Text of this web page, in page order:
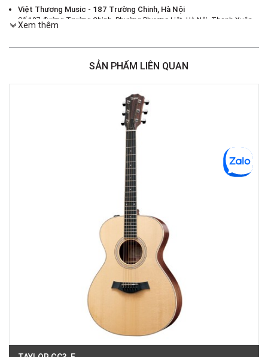
Việt Thương Music - 187 Trường Chinh, Hà Nội
Số 187 đường Trường Chinh, Phường Phương Liệt, Hà Nội, Thanh Xuân ,
Hà Nội
Việt Thương Music - Crescent Mall
Việt Thương Music - 180 Võ Thị Sáu
180B Võ Thị Sáu, Phường Xuân Hòa, TPHCM, Quận 3, Hồ Chí Minh
Việt Thương Music - 369 Điện Biên Phủ
369 Điện Biên Phủ, Phường Bàn Cờ, TPHCM, Quận 3, Hồ Chí Minh
Việt Thương Music - 102Q An Dương Vương
102Q Đường An Dương Vương, Phường An Đông, TPHCM, Quận 5, Hồ Chí
Việt Thương Music - 49E Phan Đăng Lưu
49E Phan Đăng Lưu, Phường Bình Thạnh, TPHCM, Quận Bình Thạnh, Hồ
Việt Thương Music - Phường Gò Vấp
11 Đường số 3, Khu dân cư Cityland Park Hill, Phường Gò Vấp, TPHCM,
Quận Gò Vấp, Hồ Chí Minh
Việt Thương Music - 12 Quốc Hương
Tầng G, Tòa nhà Thảo Điền Pearl, 12 Quốc Hương, Phường An Khánh,
TPHCM, Quận 2, Hồ Chí Minh
Việt Thương Music - 442 Lũy Bán Bích
442 Lũy Bán Bích, Phường Tân Phú, TPHCM, Quận Tân Phú, Hồ Chí Minh
Việt Thương Music - Thanh Khê
344 Nguyễn Văn Linh, Phường Thanh Khê, Đà Nẵng, Thanh Khê, Đà Nẵng
Việt Thương Music - 357 Cộng Hòa
Xem thêm
SẢN PHẨM LIÊN QUAN